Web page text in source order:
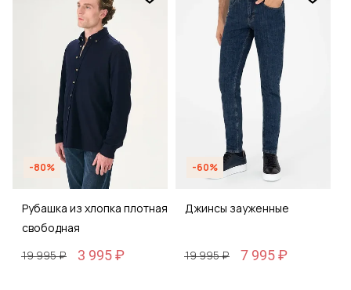
-80%
Рубашка из хлопка плотная
свободная
19 995 ₽
3 995 ₽
-60%
Джинсы зауженные
19 995 ₽ 7 995 ₽